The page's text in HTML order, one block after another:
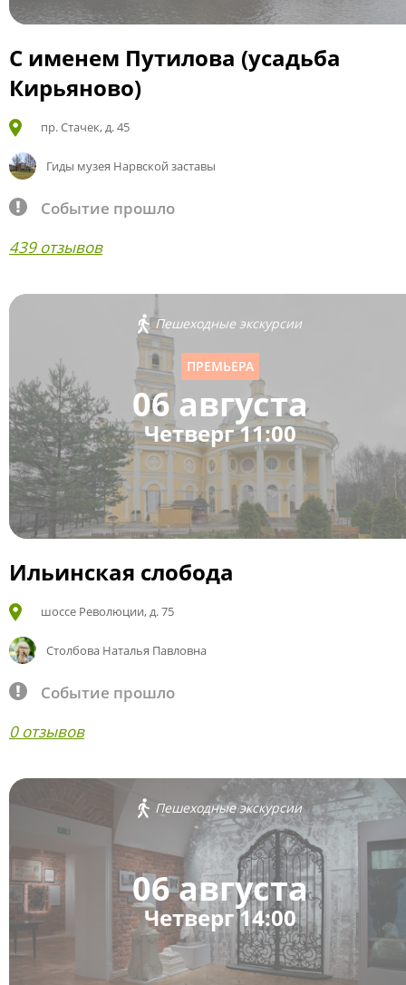
С именем Путилова (усадьба
Кирьяново)
пр. Стачек, д. 45
Гиды музея Нарвской заставы
Событие прошло
439 отзывов
Пешеходные экскурсии
ПРЕМЬЕРА
06 августа
Четверг 11:00
Ильинская слобода
шоссе Революции, д. 75
Столбова Наталья Павловна
Событие прошло
0 отзывов
Пешеходные экскурсии
06 августа
Четверг 14:00